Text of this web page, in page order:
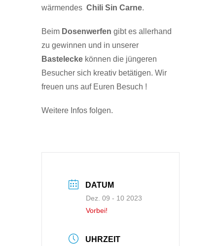
wärmendes Chili Sin Carne.
Beim Dosenwerfen gibt es allerhand
zu gewinnen und in unserer
Bastelecke können die jüngeren
Besucher sich kreativ betätigen. Wir
freuen uns auf Euren Besuch !
Weitere Infos folgen.
DATUM
Dez. 09 - 10 2023
Vorbei!
UHRZEIT